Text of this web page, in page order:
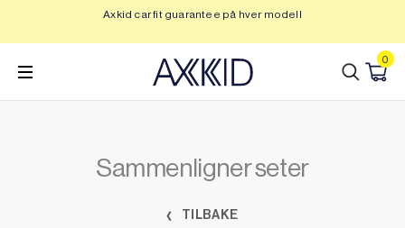
innhold
Axkid car fit guarantee på hver modell
0
Sammenligner seter
TILBAKE